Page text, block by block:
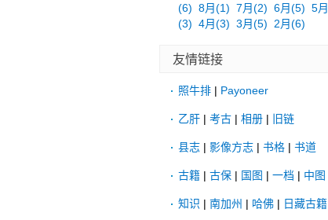
(6) 8月(1) 7月(2) 6月(5) 5月
(3) 4月(3) 3月(5) 2月(6)
友情链接
照牛排 | Payoneer
乙肝 |考古 |相册 | 旧链
县志 |影像方志 |书格 |书道
古籍 |古保 | 国图 |一档 | 中图
知识 |南加州 | 哈佛 | 日藏古籍